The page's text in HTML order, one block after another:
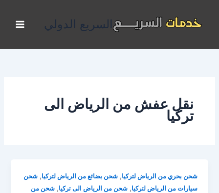
المحتوى
السريع الدولي
نقل عفش من الرياض الى
تركيا
شحن بحري من الرياض لتركيا,شحن بضائع من الرياض لتركيا,شحن
سيارات من الرياض لتركيا,شحن من الرياض الى تركيا,شحن من